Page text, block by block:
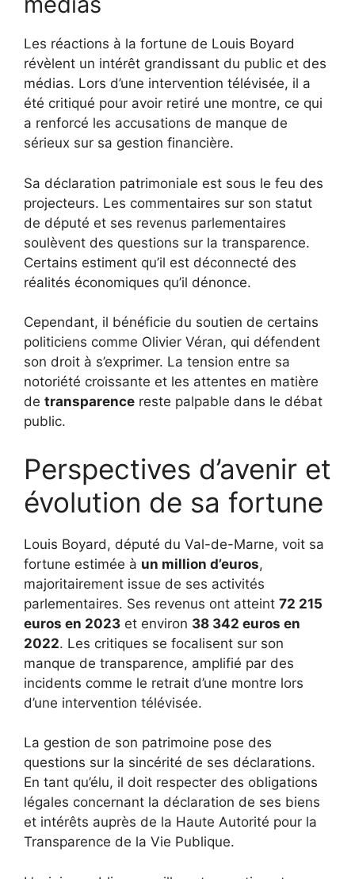
Les réactions à la fortune de Louis Boyard
révèlent un intérêt grandissant du public et des
médias. Lors d’une intervention télévisée, il a
été critiqué pour avoir retiré une montre, ce qui
a renforcé les accusations de manque de
sérieux sur sa gestion financière.
Sa déclaration patrimoniale est sous le feu des
projecteurs. Les commentaires sur son statut
de député et ses revenus parlementaires
soulèvent des questions sur la transparence.
Certains estiment qu’il est déconnecté des
réalités économiques qu’il dénonce.
Cependant, il bénéficie du soutien de certains
politiciens comme Olivier Véran, qui défendent
son droit à s’exprimer. La tension entre sa
notoriété croissante et les attentes en matière
de transparence reste palpable dans le débat
public.
Perspectives d’avenir et
évolution de sa fortune
Louis Boyard, député du Val-de-Marne, voit sa
fortune estimée à un million d’euros,
majoritairement issue de ses activités
parlementaires. Ses revenus ont atteint 72 215
euros en 2023 et environ 38 342 euros en
2022. Les critiques se focalisent sur son
manque de transparence, amplifié par des
incidents comme le retrait d’une montre lors
d’une intervention télévisée.
La gestion de son patrimoine pose des
questions sur la sincérité de ses déclarations.
En tant qu’élu, il doit respecter des obligations
légales concernant la déclaration de ses biens
et intérêts auprès de la Haute Autorité pour la
Transparence de la Vie Publique.